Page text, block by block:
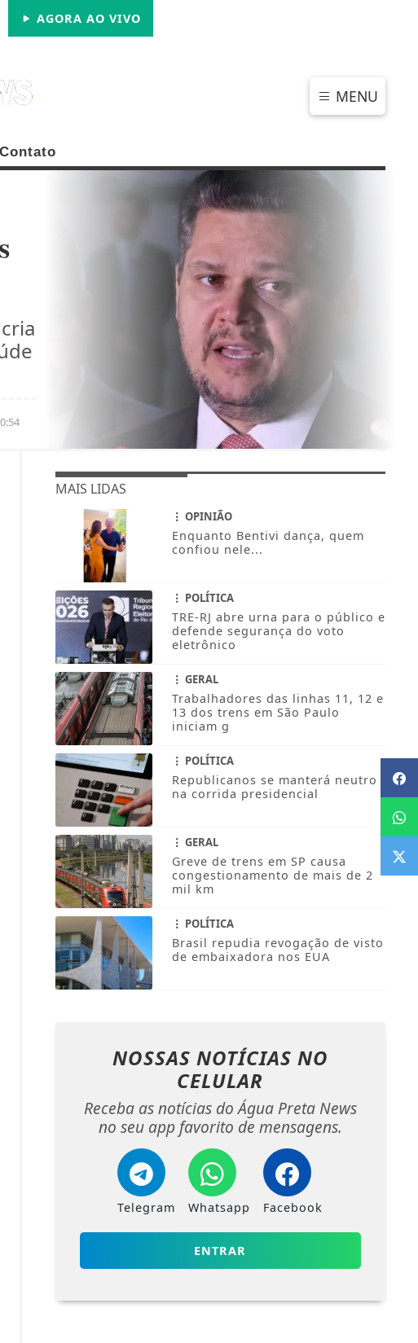
AGORA AO VIVO
MENU
Contato
MAIS LIDAS
OPINIÃO
Enquanto Bentivi dança, quem
confiou nele...
POLÍTICA
TRE-RJ abre urna para o público e
defende segurança do voto
eletrônico
GERAL
Trabalhadores das linhas 11, 12 e
13 dos trens em São Paulo
iniciam g
POLÍTICA
Republicanos se manterá neutro
na corrida presidencial
GERAL
Greve de trens em SP causa
congestionamento de mais de 2
mil km
POLÍTICA
Brasil repudia revogação de visto
de embaixadora nos EUA
NOSSAS NOTÍCIAS NO
CELULAR
Receba as notícias do Água Preta News
no seu app favorito de mensagens.
Telegram Whatsapp Facebook
ENTRAR